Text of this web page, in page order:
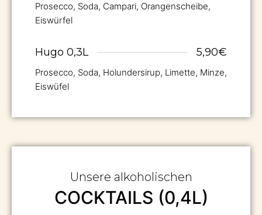
Prosecco, Soda, Campari, Orangenscheibe,
Eiswürfel
Hugo 0,3L 5,90€
Prosecco, Soda, Holundersirup, Limette, Minze,
Eiswüfel
Unsere alkoholischen
COCKTAILS (0,4L)